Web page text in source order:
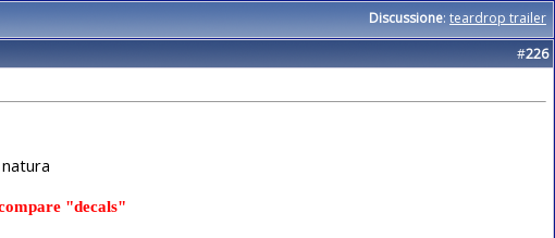
Discussione: teardrop trailer
#226
"decals"